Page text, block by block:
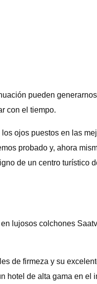
pueden
con el tiempo.
ojos puestos en las
probado y, ahora
de un centro turístico
lujosos colchones
de firmeza y su
hotel de alta gama en el